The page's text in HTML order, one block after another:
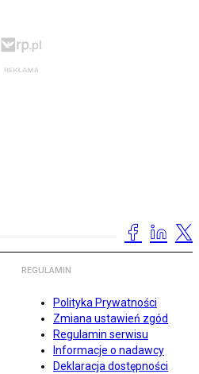
REGULAMIN
Polityka Prywatności
Zmiana ustawień zgód
Regulamin serwisu
Informacje o nadawcy
Deklaracja dostępności